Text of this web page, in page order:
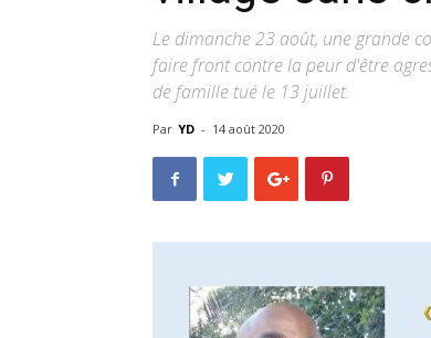
Le dimanche 23 août, une grande
faire front contre la peur d'être
de famille tué le 13 juillet.
Par YD - 14 août 2020